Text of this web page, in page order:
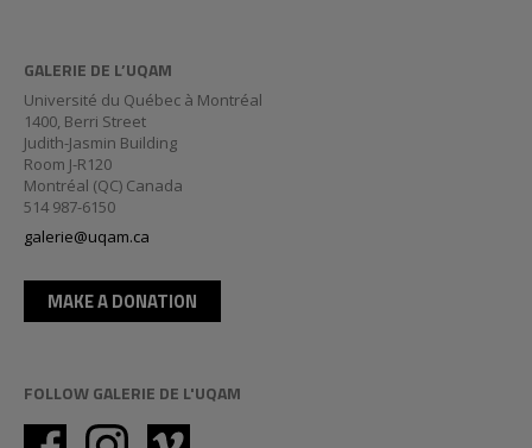
GALERIE DE L’UQAM
Université du Québec à Montréal
1400, Berri Street
Judith-Jasmin Building
Room J-R120
Montréal (QC) Canada
514 987-6150
galerie@uqam.ca
MAKE A DONATION
FOLLOW GALERIE DE L'UQAM